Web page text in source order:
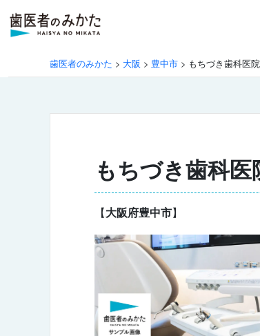
歯医者のみかた > 大阪 > 豊中市 > もちづき歯科医院
もちづき歯科医
【大阪府豊中市】